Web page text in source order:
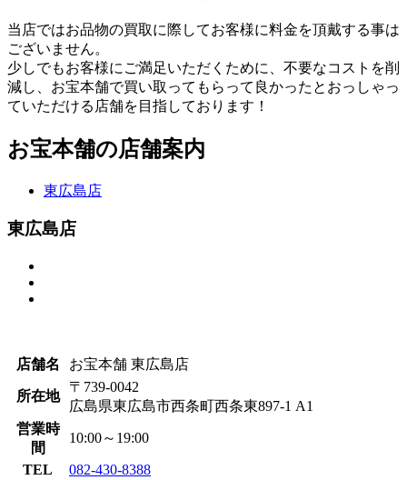
当店ではお品物の買取に際してお客様に料金を頂戴する事は
ございません。
少しでもお客様にご満足いただくために、不要なコストを削
減し、お宝本舗で買い取ってもらって良かったとおっしゃっ
ていただける店舗を目指しております！
お宝本舗の店舗案内
東広島店
東広島店
店舗名 お宝本舗 東広島店
所在地
〒739-0042
広島県東広島市西条町西条東897-1 A1
営業時
間
10:00～19:00
TEL
082-430-8388